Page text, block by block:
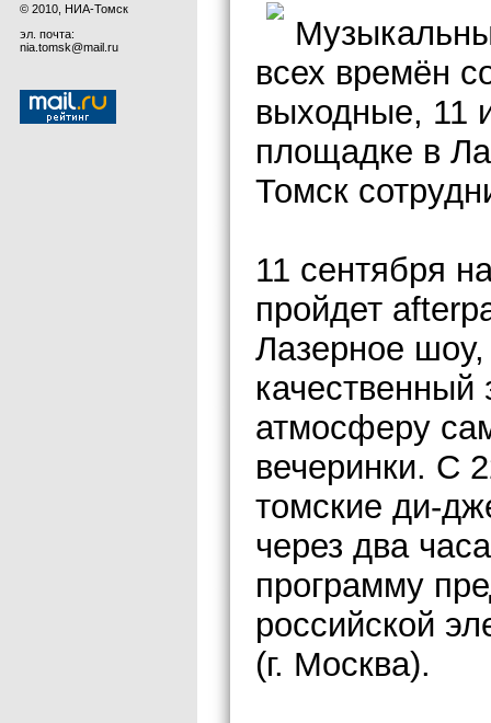
© 2010, НИА-Томск
эл. почта:
nia.tomsk@mail.ru
всех времён
выходные, 11
площадке в
Томск
11 сентября
пройдет
Лазерное
качественный
атмосферу
вечеринки. С
томские ди-
через два
программу
российской
(г. Москва).